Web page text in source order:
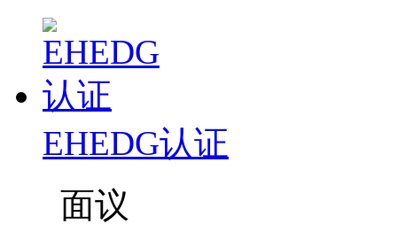
EHEDG认证
面议